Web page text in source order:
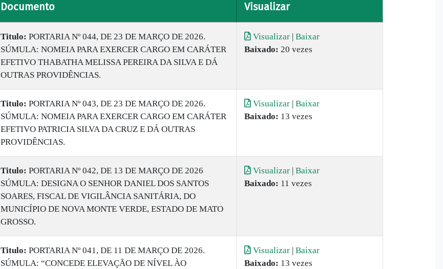
Documento Visualizar
Titulo: PORTARIA Nº 044, DE 23 DE MARÇO DE 2026.
SÚMULA: NOMEIA PARA EXERCER CARGO EM CARÁTER
EFETIVO THABATHA MELISSA PEREIRA DA SILVA E DÁ
OUTRAS PROVIDÊNCIAS.
Visualizar | Baixar
Baixado: 20 vezes
Titulo: PORTARIA Nº 043, DE 23 DE MARÇO DE 2026.
SÚMULA: NOMEIA PARA EXERCER CARGO EM CARÁTER
EFETIVO PATRICIA SILVA DA CRUZ E DÁ OUTRAS
PROVIDÊNCIAS.
Visualizar | Baixar
Baixado: 13 vezes
Titulo: PORTARIA Nº 042, DE 13 DE MARÇO DE 2026
SÚMULA: DESIGNA O SENHOR DANIEL DOS SANTOS
SOARES, FISCAL DE VIGILÂNCIA SANITÁRIA, DO
MUNICÍPIO DE NOVA MONTE VERDE, ESTADO DE MATO
GROSSO.
Visualizar | Baixar
Baixado: 11 vezes
Titulo: PORTARIA Nº 041, DE 11 DE MARÇO DE 2026.
SÚMULA: “CONCEDE ELEVAÇÃO DE NÍVEL ÀO
Visualizar | Baixar
Baixado: 13 vezes